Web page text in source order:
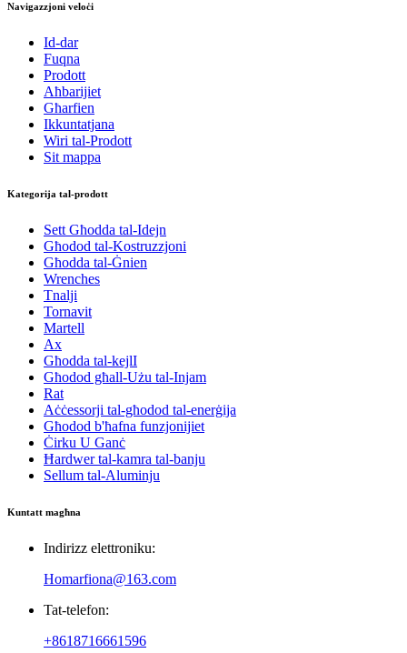
Navigazzjoni veloċi
Id-dar
Fuqna
Prodott
Aħbarijiet
Għarfien
Ikkuntatjana
Wiri tal-Prodott
Sit mappa
Kategorija tal-prodott
Sett Għodda tal-Idejn
Għodod tal-Kostruzzjoni
Għodda tal-Ġnien
Wrenches
Tnalji
Tornavit
Martell
Ax
Għodda tal-kejlI
Għodod għall-Użu tal-Injam
Rat
Aċċessorji tal-għodod tal-enerġija
Għodod b'ħafna funzjonijiet
Ċirku U Ganċ
Ħardwer tal-kamra tal-banju
Sellum tal-Aluminju
Kuntatt magħna
Indirizz elettroniku:
Homarfiona@163.com
Tat-telefon:
+8618716661596